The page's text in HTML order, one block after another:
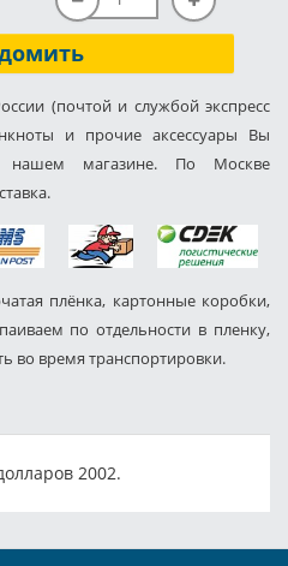
(почтой и службой экспресс
и прочие аксессуары Вы
магазине. По Москве
плёнка, картонные коробки,
по отдельности в пленку,
во время транспортировки.
2002.